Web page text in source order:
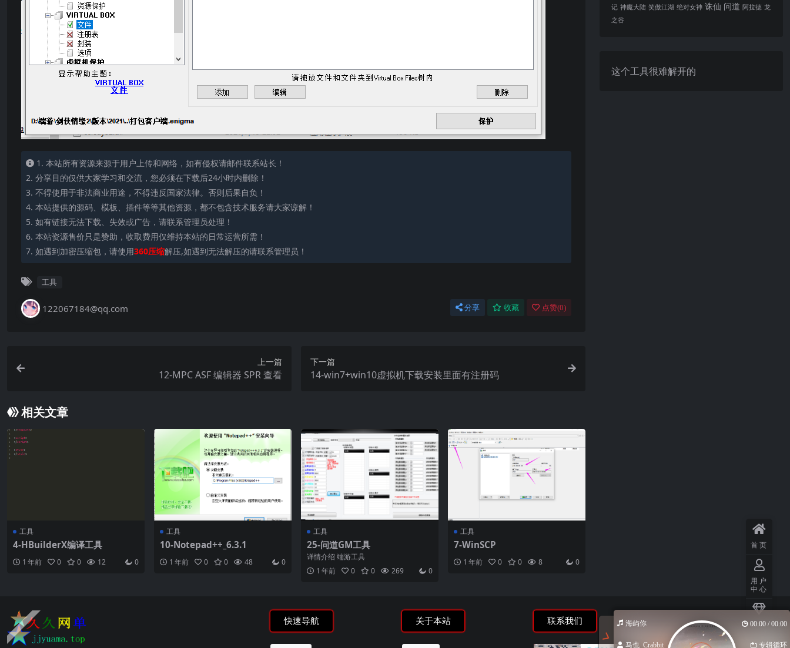
1. 本站所有资源来源于用户上传和网络，如有侵权请邮件联系站长！
2. 分享目的仅供大家学习和交流，您必须在下载后24小时内删除！
3. 不得使用于非法商业用途，不得违反国家法律。否则后果自负！
4. 本站提供的源码、模板、插件等等其他资源，都不包含技术服务请大家谅解！
5. 如有链接无法下载、失效或广告，请联系管理员处理！
6. 本站资源售价只是赞助，收取费用仅维持本站的日常运营所需！
7. 如遇到加密压缩包，请使用360压缩解压,如遇到无法解压的请联系管理员！
工具
122067184@qq.com 分享 收藏 点赞(0)
上一篇
12-MPC ASF 编辑器 SPR 查看
下一篇
14-win7+win10虚拟机下载安装里面有注册码
相关文章
工具
4-HBuilderX编译工具
1 年前 0 0 12 0
工具
10-Notepad++_6.3.1
1 年前 0 0 48 0
工具
25-问道GM工具
详情介绍 端游工具
1 年前
0 0 269 0
工具
7-WinSCP
1 年前 0 0 8 0
记 神魔大陆 笑傲江湖 绝对女神 诛仙 问道 阿拉德 龙
之谷
这个工具很难解开的
快速导航 关于本站 联系我们
首页
用户
中心
会员
海屿你 00:00 / 00:00
马也_Crabbit 专辑循环